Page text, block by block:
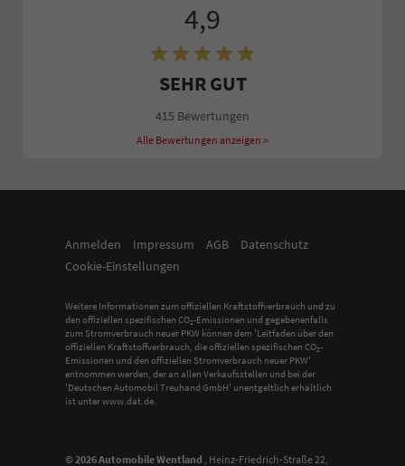
4,9
SEHR GUT
415 Bewertungen
Alle Bewertungen anzeigen >
Anmelden Impressum AGB
Datenschutz
Cookie-Einstellungen
Weitere Informationen zum offiziellen Kraftstoffverbrauch und zu
den offiziellen spezifischen CO2-Emissionen und gegebenenfalls
zum Stromverbrauch neuer PKW können dem 'Leitfaden über den
offiziellen Kraftstoffverbrauch, die offiziellen spezifischen CO2-
Emissionen und den offiziellen Stromverbrauch neuer PKW'
entnommen werden, der an allen Verkaufsstellen und bei der
'Deutschen Automobil Treuhand GmbH' unentgeltlich erhältlich
ist unter www.dat.de.
© 2026Automobile Wentland , Heinz-Friedrich-Straße 22,